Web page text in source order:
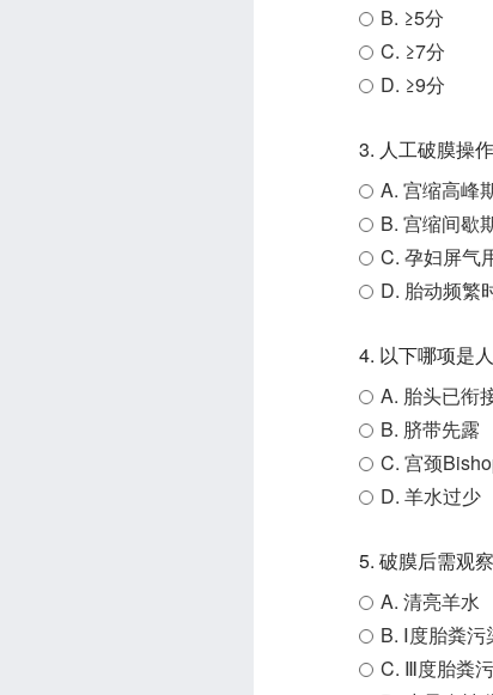
B. ≥5分
C. ≥7分
D. ≥9分
3. 人工破膜操
A. 宫缩高峰
B. 宫缩间歇
C. 孕妇屏气
D. 胎动频繁
4. 以下哪项是
A. 胎头已衔
B. 脐带先露
C. 宫颈
D. 羊水过少
5. 破膜后需观
A. 清亮羊水
B. Ⅰ度胎粪污
C. Ⅲ度胎粪